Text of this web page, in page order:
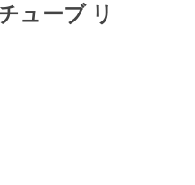
ューブ リ